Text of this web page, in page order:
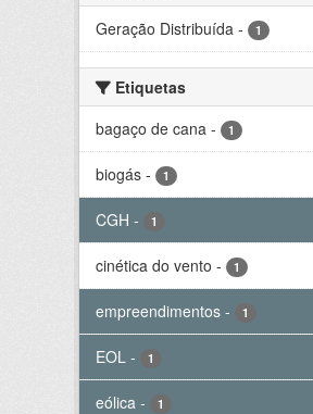
Geração Distribuída - 1
Etiquetas
bagaço de cana - 1
biogás - 1
CGH - 1
cinética do vento - 1
empreendimentos - 1
EOL - 1
eólica - 1